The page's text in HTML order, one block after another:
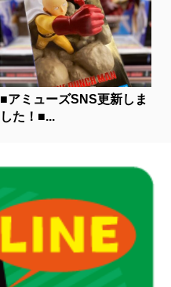
■アミューズSNS更新しま
した！■...